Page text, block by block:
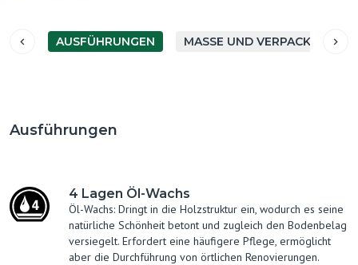
AUSFÜHRUNGEN MASSE UND VERPACKUNG
Ausführungen
4 Lagen Öl-Wachs
Öl-Wachs: Dringt in die Holzstruktur ein, wodurch es seine
natürliche Schönheit betont und zugleich den Bodenbelag
versiegelt. Erfordert eine häufigere Pflege, ermöglicht
aber die Durchführung von örtlichen Renovierungen.